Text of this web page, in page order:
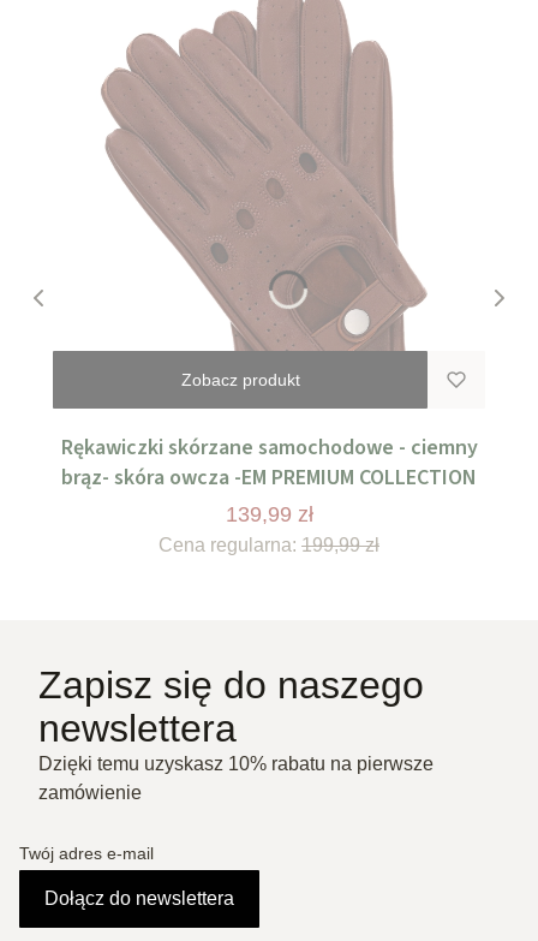
Zobacz produkt
Rękawiczki skórzane samochodowe - ciemny
brąz- skóra owcza -EM PREMIUM COLLECTION
139,99 zł
Cena regularna: 199,99 zł
Zapisz się do naszego
newslettera
Dzięki temu uzyskasz 10% rabatu na pierwsze
zamówienie
Twój adres e-mail
Dołącz do newslettera